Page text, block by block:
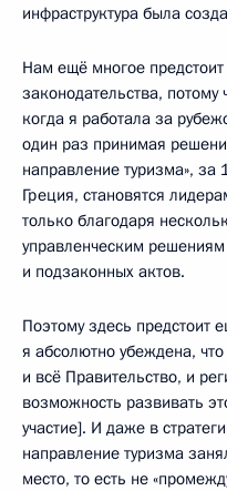
инфраструктура была
Нам ещё многое
законодательства, потому
когда я работала за
один раз принимая
направление туризма»,
Греция, становятся
только благодаря
управленческим
и подзаконных актов.
Поэтому здесь предстоит
я абсолютно убеждена,
и всё Правительство, и
возможность развивать
участие]. И даже в
направление туризма
место, то есть не